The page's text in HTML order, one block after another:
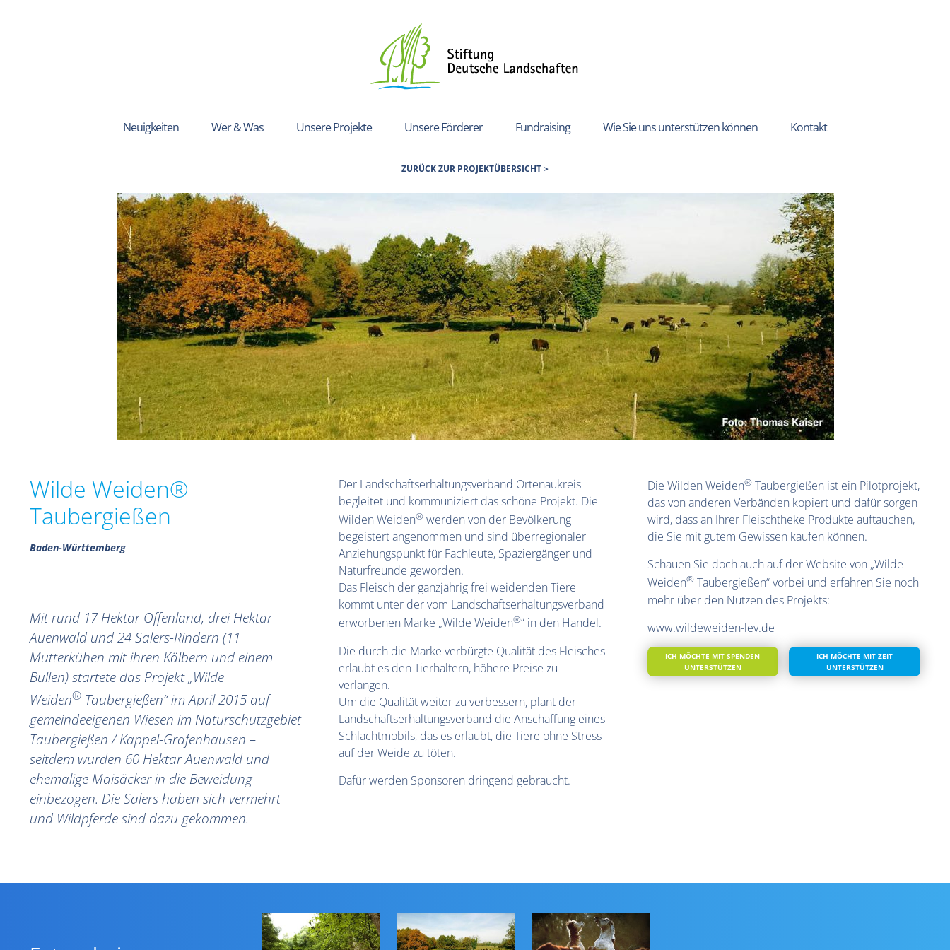
Neuigkeiten Wer & Was Unsere Projekte Unsere Förderer Fundraising Wie Sie uns unterstützen können Kontakt
ZURÜCK ZUR PROJEKTÜBERSICHT >
Wilde Weiden®
Taubergießen
Baden-Württemberg
Mit rund 17 Hektar Offenland, drei Hektar
Auenwald und 24 Salers-Rindern (11
Mutterkühen mit ihren Kälbern und einem
Bullen) startete das Projekt „Wilde
Weiden® Taubergießen“ im April 2015 auf
gemeindeeigenen Wiesen im Naturschutzgebiet
Taubergießen / Kappel-Grafenhausen –
seitdem wurden 60 Hektar Auenwald und
ehemalige Maisäcker in die Beweidung
einbezogen. Die Salers haben sich vermehrt
und Wildpferde sind dazu gekommen.
Der Landschaftserhaltungsverband Ortenaukreis
begleitet und kommuniziert das schöne Projekt. Die
Wilden Weiden®werden von der Bevölkerung
begeistert angenommen und sind überregionaler
Anziehungspunkt für Fachleute, Spaziergänger und
Naturfreunde geworden.
Das Fleisch der ganzjährig frei weidenden Tiere
kommt unter der vom Landschaftserhaltungsverband
erworbenen Marke „Wilde Weiden®“ in den Handel.
Die durch die Marke verbürgte Qualität des Fleisches
erlaubt es den Tierhaltern, höhere Preise zu
verlangen.
Um die Qualität weiter zu verbessern, plant der
Landschaftserhaltungsverband die Anschaffung eines
Schlachtmobils, das es erlaubt, die Tiere ohne Stress
auf der Weide zu töten.
Dafür werden Sponsoren dringend gebraucht.
Die Wilden Weiden®Taubergießen ist ein Pilotprojekt,
das von anderen Verbänden kopiert und dafür sorgen
wird, dass an Ihrer Fleischtheke Produkte auftauchen,
die Sie mit gutem Gewissen kaufen können.
Schauen Sie doch auch auf der Website von „Wilde
Weiden®Taubergießen“ vorbei und erfahren Sie noch
mehr über den Nutzen des Projekts:
www.wildeweiden-lev.de
ICH MÖCHTE MIT SPENDEN
UNTERSTÜTZEN
ICH MÖCHTE MIT ZEIT
UNTERSTÜTZEN